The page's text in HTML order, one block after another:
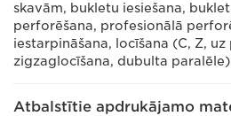
skavām, bukletu iesiešana,
perforēšana, profesionālā
iestarpināšana, locīšana (C, Z, uz
zigzaglocīšana, dubulta paralēle)
Atbalstītie apdrukājamo